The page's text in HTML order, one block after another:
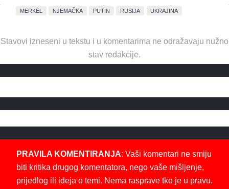
MERKEL NJEMAČKA PUTIN RUSIJA UKRAJINA
Stavovi izneseni u tekstu i u komentarima ne odražavaju nužno
stav redakcije.
PRAVILA KOMENTIRANJA: Vaši komentari ne smiju
biti kritika drugog komentatora, nego vaše mišljenje,
prijedlog ili ideja o temi. Nema rasprave tko je u pravu.